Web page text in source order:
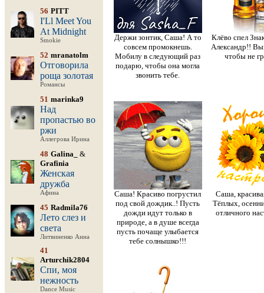
56 PITT
I'Ll Meet You
At Midnight
Smokie
52 mranatolm
Отговорила
роща золотая
Романсы
51 marinka9
Над
пропастью во
ржи
Аллегрова Ирина
48 Galina_
&
Grafinia
Женская
дружба
Афина
45 Radmila76
Лето слез и
света
Литвиненко Анна
41
Arturchik2804
Спи, моя
нежность
Dance Music
Держи зонтик, Саша! А то
совсем промокнешь.
Мобилу в следующий раз
подарю, чтобы она могла
звонить тебе.
Клёво спел
Александр!!
чтобы не
Саша! Красиво погрустил
под свой дождик..! Пусть
дожди идут только в
природе, а в душе всегда
пусть почаще улыбается
тебе солнышко!!!
Саша,
Тёплых,
отличного